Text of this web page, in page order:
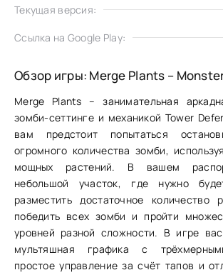
Текущая версия:
Ссылка на Google Play:
Обзор игры: Merge Plants –
Merge Plants – занимательная
зомби-сеттинге и механикой Tower
вам предстоит попытаться
огромного количества зомби,
мощных растений. В вашем
небольшой участок, где нужно
разместить достаточное количество
победить всех зомби и пройти
уровней разной сложности. В игре
мультяшная графика с
простое управление за счёт тапов и